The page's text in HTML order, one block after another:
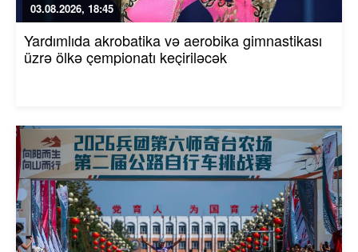
03.08.2026, 18:45
Yardımlıda akrobatika və aerobika gimnastikası
üzrə ölkə çempionatı keçiriləcək